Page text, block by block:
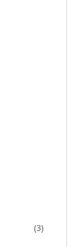
(3)